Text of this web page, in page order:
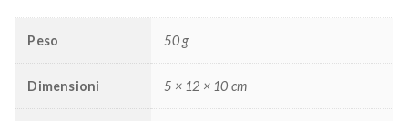
Peso 50 g
Dimensioni 5 × 12 × 10 cm